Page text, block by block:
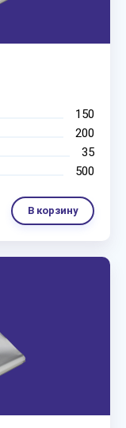
150
200
35
500
В корзину